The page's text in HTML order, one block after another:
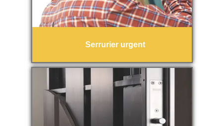
Serrurier urgent